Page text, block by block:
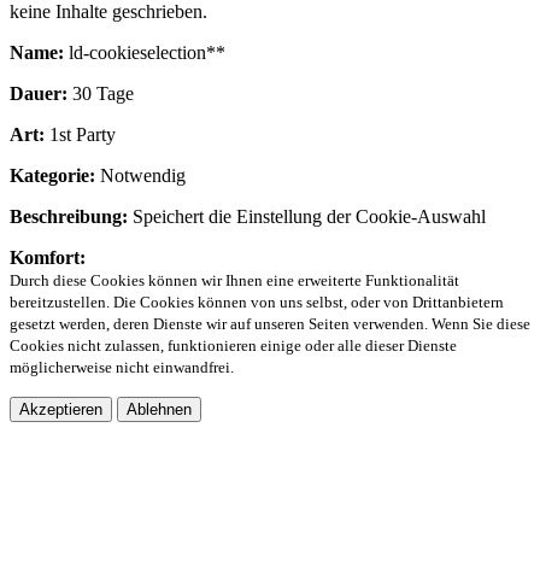
keine Inhalte geschrieben.
Name: ld-cookieselection**
Dauer: 30 Tage
Art: 1st Party
Kategorie: Notwendig
Beschreibung: Speichert die Einstellung der Cookie-Auswahl
Komfort:
Durch diese Cookies können wir Ihnen eine erweiterte Funktionalität
bereitzustellen. Die Cookies können von uns selbst, oder von Drittanbietern
gesetzt werden, deren Dienste wir auf unseren Seiten verwenden. Wenn Sie diese
Cookies nicht zulassen, funktionieren einige oder alle dieser Dienste
möglicherweise nicht einwandfrei.
Akzeptieren Ablehnen